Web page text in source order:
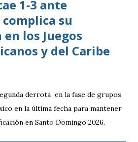
1-3 ante
su
los Juegos
y del Caribe
derrota en la fase de grupos
en la última fecha para mantener
en Santo Domingo 2026.